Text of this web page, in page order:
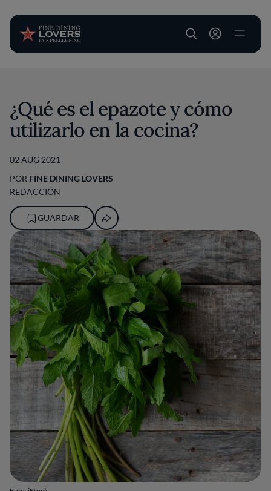
User account
¿Qué es el epazote y cómo
utilizarlo en la cocina?
02 AUG 2021
POR FINE DINING LOVERS
REDACCIÓN
GUARDAR